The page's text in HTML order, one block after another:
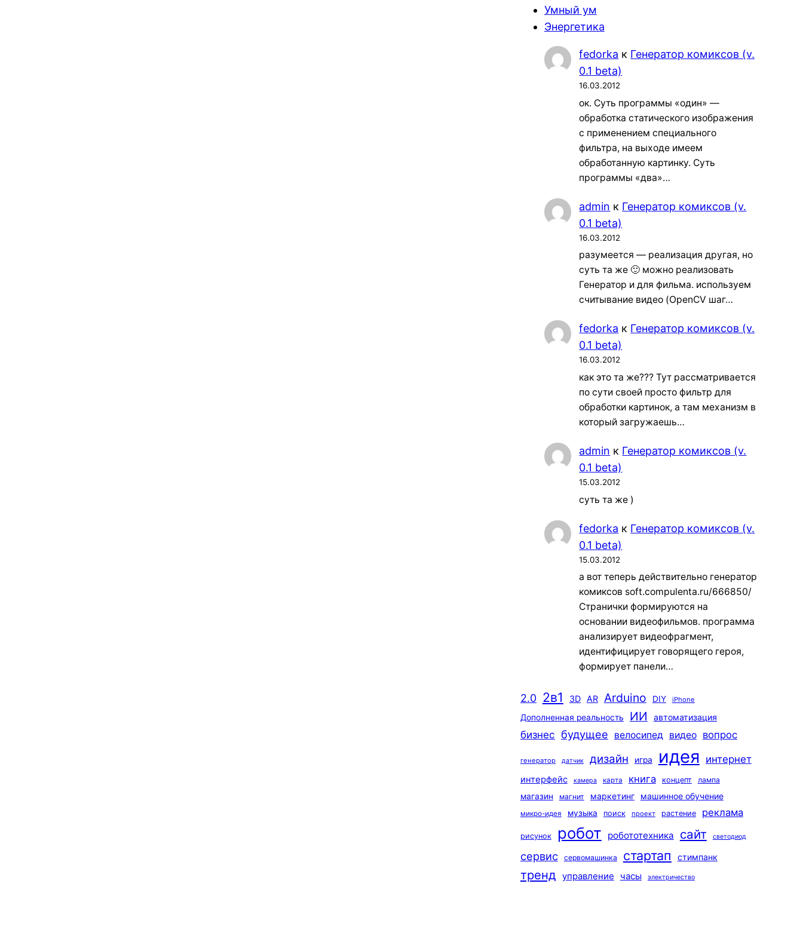
Умный ум
Энергетика
fedorka к Генератор комиксов (v.
0.1 beta)
16.03.2012
ок. Суть программы «один» —
обработка статического изображения
с применением специального
фильтра, на выходе имеем
обработанную картинку. Суть
программы «два»…
admin к Генератор комиксов (v.
0.1 beta)
16.03.2012
разумеется — реализация другая, но
суть та же 🙂 можно реализовать
Генератор и для фильма. используем
считывание видео (OpenCV шаг…
fedorka к Генератор комиксов (v.
0.1 beta)
16.03.2012
как это та же??? Тут рассматривается
по сути своей просто фильтр для
обработки картинок, а там механизм в
который загружаешь…
admin к Генератор комиксов (v.
0.1 beta)
15.03.2012
суть та же )
fedorka к Генератор комиксов (v.
0.1 beta)
15.03.2012
а вот теперь действительно генератор
комиксов soft.compulenta.ru/666850/
Странички формируются на
основании видеофильмов. программа
анализирует видеофрагмент,
идентифицирует говорящего героя,
формирует панели…
2.0 2в1 3D AR Arduino DIY iPhone
Дополненная реальность ИИ автоматизация
бизнес будущее велосипед видео вопрос
генератор датчик дизайн игра идея интернет
интерфейс камера карта книга концепт лампа
магазин магнит маркетинг машинное обучение
микро-идея музыка поиск проект растение реклама
рисунок робот робототехника сайт светодиод
сервис сервомашинка стартап стимпанк
тренд управление часы электричество